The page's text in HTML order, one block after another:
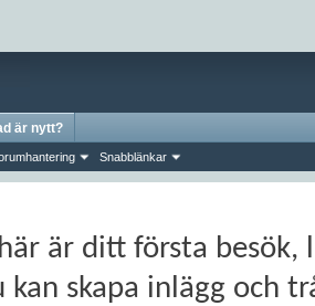
Snabblänkar
är nytt?
är ditt första besök,
kan skapa inlägg och